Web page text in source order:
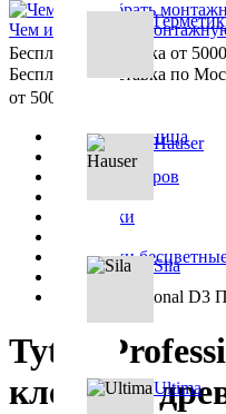
Hauser
Sila
Ultima
Чем и как убрать
Бесплатная доставка от
Бесплатная доставка по
от 5000₽
Главная страница
Каталог товаров
Герметики
Герметики
Tytan Professional
Tytan
клей для